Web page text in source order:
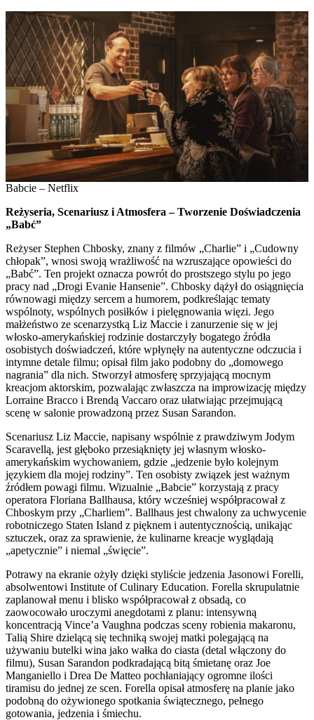
Babcie – Netflix
Reżyseria, Scenariusz i Atmosfera – Tworzenie Doświadczenia
„Babć”
Reżyser Stephen Chbosky, znany z filmów „Charlie” i „Cudowny
chłopak”, wnosi swoją wrażliwość na wzruszające opowieści do
„Babć”. Ten projekt oznacza powrót do prostszego stylu po jego
pracy nad „Drogi Evanie Hansenie”. Chbosky dążył do osiągnięcia
równowagi między sercem a humorem, podkreślając tematy
wspólnoty, wspólnych posiłków i pielęgnowania więzi. Jego
małżeństwo ze scenarzystką Liz Maccie i zanurzenie się w jej
włosko-amerykańskiej rodzinie dostarczyły bogatego źródła
osobistych doświadczeń, które wpłynęły na autentyczne odczucia i
intymne detale filmu; opisał film jako podobny do „domowego
nagrania” dla nich. Stworzył atmosferę sprzyjającą mocnym
kreacjom aktorskim, pozwalając zwłaszcza na improwizację między
Lorraine Bracco i Brendą Vaccaro oraz ułatwiając przejmującą
scenę w salonie prowadzoną przez Susan Sarandon.
Scenariusz Liz Maccie, napisany wspólnie z prawdziwym Jodym
Scaravellą, jest głęboko przesiąknięty jej własnym włosko-
amerykańskim wychowaniem, gdzie „jedzenie było kolejnym
językiem dla mojej rodziny”. Ten osobisty związek jest ważnym
źródłem powagi filmu. Wizualnie „Babcie” korzystają z pracy
operatora Floriana Ballhausa, który wcześniej współpracował z
Chboskym przy „Charliem”. Ballhaus jest chwalony za uchwycenie
robotniczego Staten Island z pięknem i autentycznością, unikając
sztuczek, oraz za sprawienie, że kulinarne kreacje wyglądają
„apetycznie” i niemal „święcie”.
Potrawy na ekranie ożyły dzięki styliście jedzenia Jasonowi Forelli,
absolwentowi Institute of Culinary Education. Forella skrupulatnie
zaplanował menu i blisko współpracował z obsadą, co
zaowocowało uroczymi anegdotami z planu: intensywną
koncentracją Vince’a Vaughna podczas sceny robienia makaronu,
Talią Shire dzielącą się techniką swojej matki polegającą na
używaniu butelki wina jako wałka do ciasta (detal włączony do
filmu), Susan Sarandon podkradającą bitą śmietanę oraz Joe
Manganiello i Drea De Matteo pochłaniający ogromne ilości
tiramisu do jednej ze scen. Forella opisał atmosferę na planie jako
podobną do ożywionego spotkania świątecznego, pełnego
gotowania, jedzenia i śmiechu.